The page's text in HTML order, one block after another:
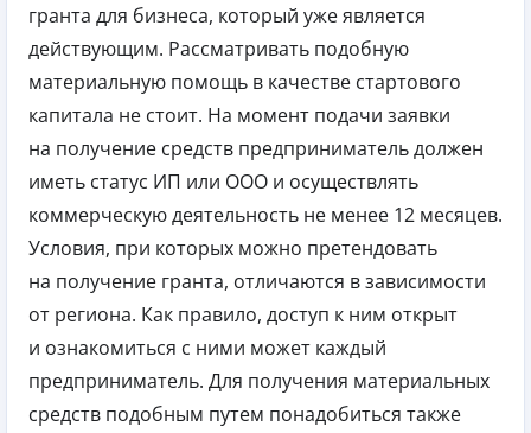
гранта для бизнеса, который уже является
действующим. Рассматривать подобную
материальную помощь в качестве стартового
капитала не стоит. На момент подачи заявки
на получение средств предприниматель должен
иметь статус ИП или ООО и осуществлять
коммерческую деятельность не менее 12 месяцев.
Условия, при которых можно претендовать
на получение гранта, отличаются в зависимости
от региона. Как правило, доступ к ним открыт
и ознакомиться с ними может каждый
предприниматель. Для получения материальных
средств подобным путем понадобиться также